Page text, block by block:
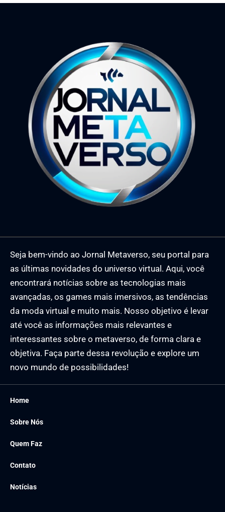
Seja bem-vindo ao Jornal Metaverso, seu portal para
as últimas novidades do universo virtual. Aqui, você
encontrará notícias sobre as tecnologias mais
avançadas, os games mais imersivos, as tendências
da moda virtual e muito mais. Nosso objetivo é levar
até você as informações mais relevantes e
interessantes sobre o metaverso, de forma clara e
objetiva. Faça parte dessa revolução e explore um
novo mundo de possibilidades!
Home
Sobre Nós
Quem Faz
Contato
Notícias